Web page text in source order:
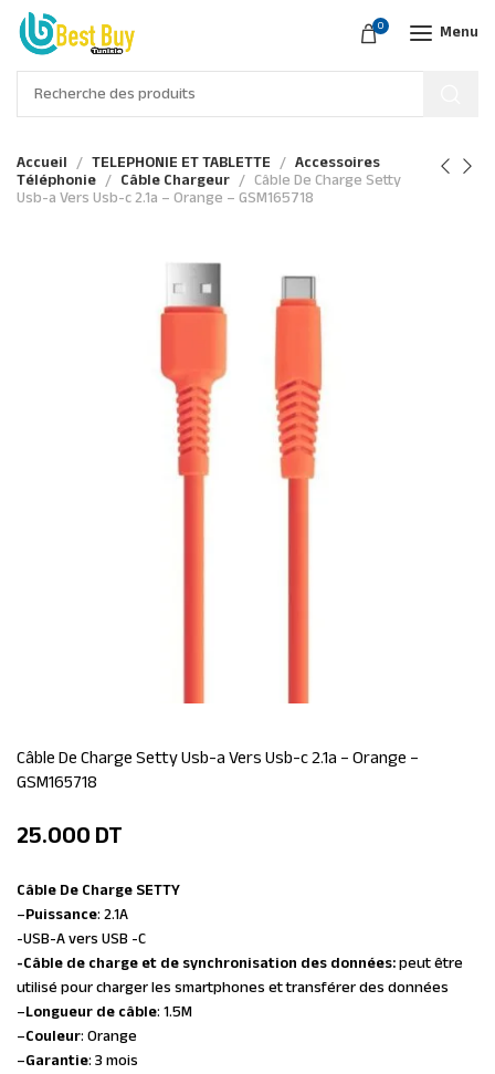
0 Menu
Accueil TELEPHONIE ET TABLETTE Accessoires
Téléphonie Câble Chargeur Câble De Charge Setty
Usb-a Vers Usb-c 2.1a – Orange – GSM165718
Câble De Charge Setty Usb-a Vers Usb-c 2.1a – Orange –
GSM165718
25.000DT
Câble De Charge SETTY
–Puissance: 2.1A
-USB-A vers USB -C
-Câble de charge et de synchronisation des données:peut être
utilisé pour charger les smartphones et transférer des données
–Longueur de câble: 1.5M
–Couleur: Orange
–Garantie: 3 mois